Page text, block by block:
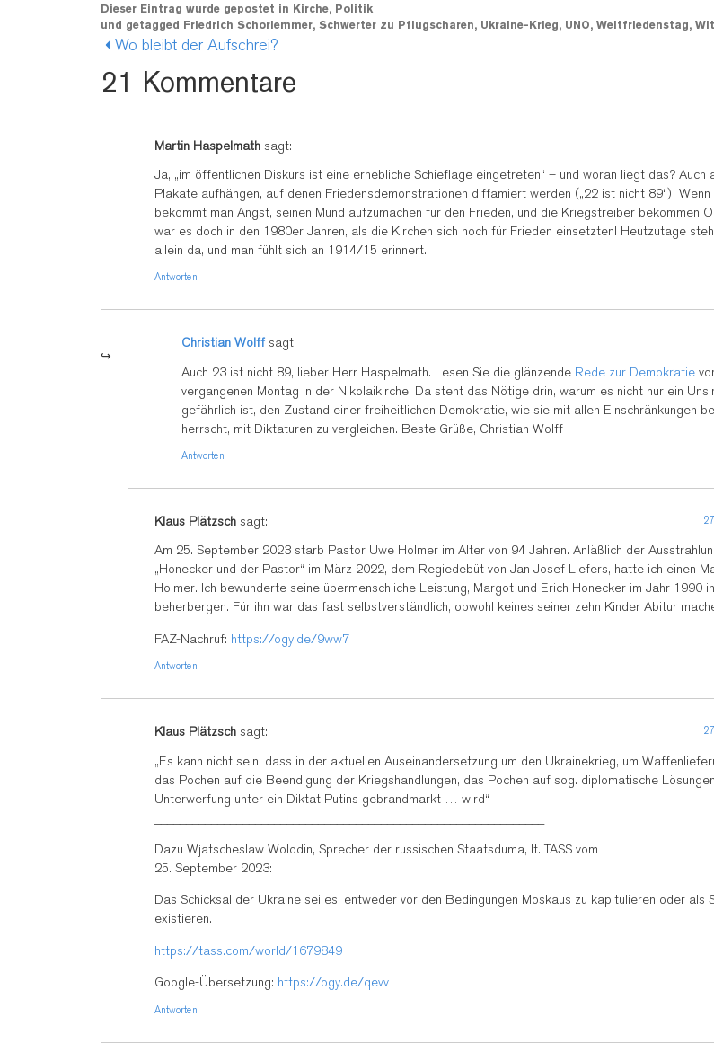
Dieser Eintrag wurde gepostet in Kirche, Politik
und getagged Friedrich Schorlemmer, Schwerter zu Pflugscharen, Ukraine-Krieg, UNO, Weltfriedenstag,
Wo bleibt der Aufschrei?
21 Kommentare
Martin Haspelmath sagt:
Ja, „im öffentlichen Diskurs ist eine erhebliche Schieflage eingetreten“ – und woran liegt das? Auch
Plakate aufhängen, auf denen Friedensdemonstrationen diffamiert werden („22 ist nicht 89“).
bekommt man Angst, seinen Mund aufzumachen für den Frieden, und die Kriegstreiber bekommen
war es doch in den 1980er Jahren, als die Kirchen sich noch für Frieden einsetzten! Heutzutage
allein da, und man fühlt sich an 1914/15 erinnert.
Antworten
Christian Wolff sagt:
Auch 23 ist nicht 89, lieber Herr Haspelmath. Lesen Sie die glänzende Rede zur Demokratie
vergangenen Montag in der Nikolaikirche. Da steht das Nötige drin, warum es nicht nur ein
gefährlich ist, den Zustand einer freiheitlichen Demokratie, wie sie mit allen Einschränkungen
herrscht, mit Diktaturen zu vergleichen. Beste Grüße, Christian Wolff
Antworten
Klaus Plätzsch sagt:
Am 25. September 2023 starb Pastor Uwe Holmer im Alter von 94 Jahren. Anläßlich der
„Honecker und der Pastor“ im März 2022, dem Regiedebüt von Jan Josef Liefers, hatte ich einen
Holmer. Ich bewunderte seine übermenschliche Leistung, Margot und Erich Honecker im Jahr 1990
beherbergen. Für ihn war das fast selbstverständlich, obwohl keines seiner zehn Kinder Abitur
FAZ-Nachruf: https://ogy.de/9ww7
Antworten
Klaus Plätzsch sagt:
„Es kann nicht sein, dass in der aktuellen Auseinandersetzung um den Ukrainekrieg, um
das Pochen auf die Beendigung der Kriegshandlungen, das Pochen auf sog. diplomatische
Unterwerfung unter ein Diktat Putins gebrandmarkt … wird“
Dazu Wjatscheslaw Wolodin, Sprecher der russischen Staatsduma, lt. TASS vom
25. September 2023:
Das Schicksal der Ukraine sei es, entweder vor den Bedingungen Moskaus zu kapitulieren oder als
existieren.
https://tass.com/world/1679849
Google-Übersetzung: https://ogy.de/qevv
Antworten